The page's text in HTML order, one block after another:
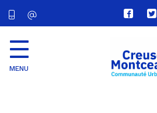
Lien
vers
compte
MENU